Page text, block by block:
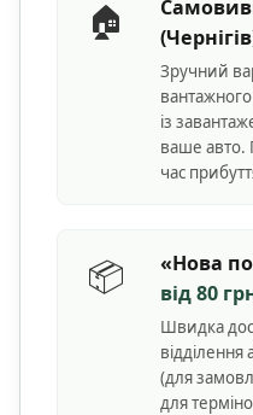
🏠
Зручний
із
ваше авто.
час
📦
«Нова
від 80
Швидка
відділення
(для
для